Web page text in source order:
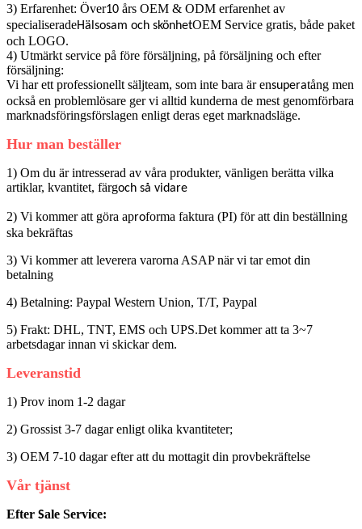
3) Erfarenhet: Över10 års OEM & ODM erfarenhet av
specialiseradeHälsosam och skönhetOEM Service gratis, både paket
och LOGO.
4) Utmärkt service på före försäljning, på försäljning och efter
försäljning:
Vi har ett professionellt säljteam, som inte bara är ensuperatång men
också en problemlösare ger vi alltid kunderna de mest genomförbara
marknadsföringsförslagen enligt deras eget marknadsläge.
Hur man beställer
1) Om du är intresserad av våra produkter, vänligen berätta vilka
artiklar, kvantitet, färgoch så vidare
2) Vi kommer att göra aproforma faktura (PI) för att din beställning
ska bekräftas
3) Vi kommer att leverera varorna ASAP när vi tar emot din
betalning
4) Betalning: Paypal Western Union, T/T, Paypal
5) Frakt: DHL, TNT, EMS och UPS.Det kommer att ta 3~7
arbetsdagar innan vi skickar dem.
Leveranstid
1) Prov inom 1-2 dagar
2) Grossist 3-7 dagar enligt olika kvantiteter;
3) OEM 7-10 dagar efter att du mottagit din provbekräftelse
Vår tjänst
Efter Sale Service: